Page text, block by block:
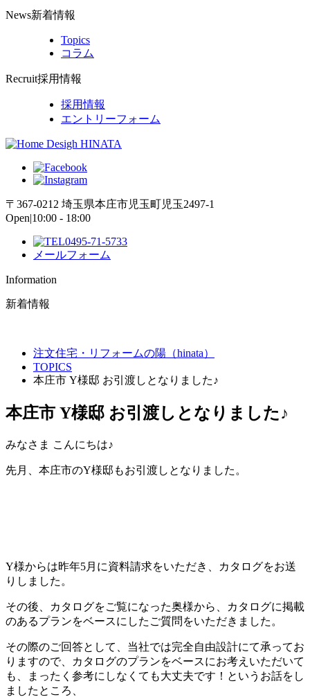
News新着情報
Topics
コラム
Recruit採用情報
採用情報
エントリーフォーム
〒367-0212 埼玉県本庄市児玉町児玉2497-1
Open|10:00 - 18:00
0495-71-5733
メールフォーム
Information
新着情報
注文住宅・リフォームの陽（hinata）
TOPICS
本庄市 Y様邸 お引渡しとなりました♪
本庄市 Y様邸 お引渡しとなりました♪
みなさま こんにちは♪
先月、本庄市のY様邸もお引渡しとなりました。
Y様からは昨年5月に資料請求をいただき、カタログをお送
りしました。
その後、カタログをご覧になった奥様から、カタログに掲載
のあるプランをベースにしたご質問をいただきました。
その際のご回答として、当社では完全自由設計にて承ってお
りますので、カタログのプランをベースにお考えいただいて
も、まったく参考にしなくても大丈夫です！というお話をし
ましたところ、